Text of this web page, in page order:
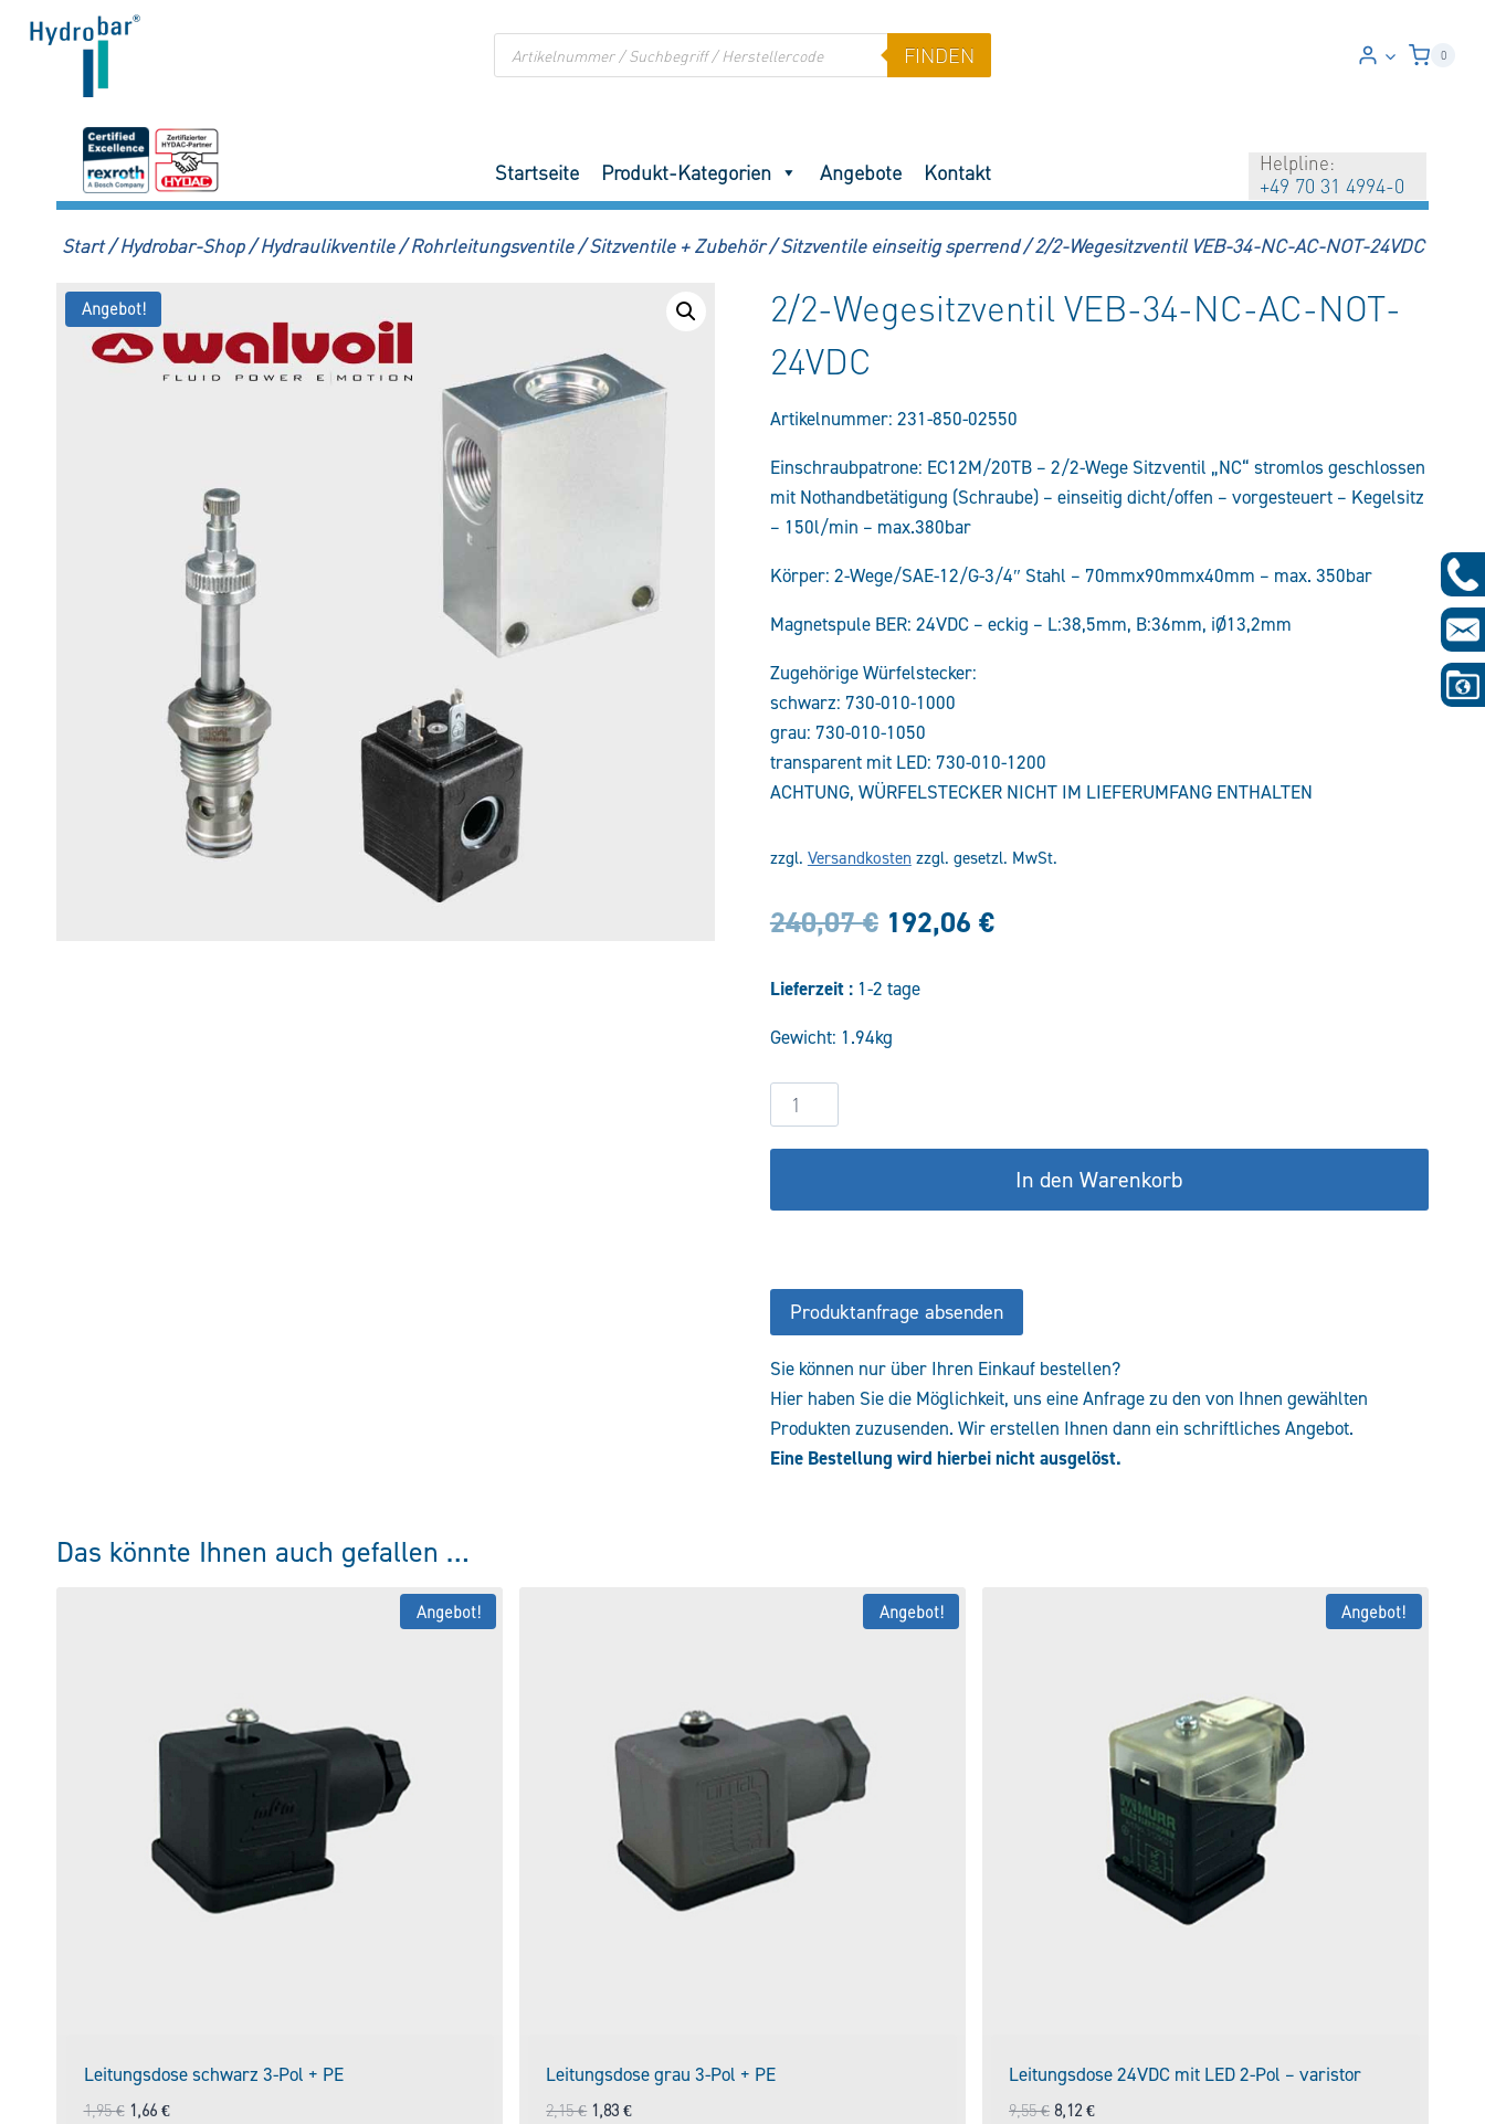
Inhalt
Products
search
FINDEN 0
Startseite Produkt-Kategorien Angebote Kontakt Helpline:
+49 70 31 4994-0
Start /Hydrobar-Shop /Hydraulikventile /Rohrleitungsventile /Sitzventile + Zubehör /Sitzventile einseitig sperrend /2/2-Wegesitzventil VEB-34-NC-AC-NOT-24VDC
Angebot!
2/2-Wegesitzventil VEB-34-NC-AC-NOT-
24VDC
Artikelnummer: 231-850-02550
Einschraubpatrone: EC12M/20TB – 2/2-Wege Sitzventil „NC“ stromlos geschlossen
mit Nothandbetätigung (Schraube) – einseitig dicht/offen – vorgesteuert – Kegelsitz
– 150l/min – max.380bar
Körper: 2-Wege/SAE-12/G-3/4″ Stahl – 70mmx90mmx40mm – max. 350bar
Magnetspule BER: 24VDC – eckig – L:38,5mm, B:36mm, iØ13,2mm
Zugehörige Würfelstecker:
schwarz: 730-010-1000
grau: 730-010-1050
transparent mit LED: 730-010-1200
ACHTUNG, WÜRFELSTECKER NICHT IM LIEFERUMFANG ENTHALTEN
zzgl. Versandkosten zzgl. gesetzl. MwSt.
240,07€ Ursprünglicher
war:
240,07 €
192,06 €Aktueller
Lieferzeit : 1-2 tage
Gewicht: 1.94kg
2/2-
Wegesitzventil
VEB-
NC-
24VDC
Menge
In den Warenkorb
Produktanfrage absenden
Sie können nur über Ihren Einkauf bestellen?
Hier haben Sie die Möglichkeit, uns eine Anfrage zu den von Ihnen gewählten
Produkten zuzusenden. Wir erstellen Ihnen dann ein schriftliches Angebot.
Eine Bestellung wird hierbei nicht ausgelöst.
Das könnte Ihnen auch gefallen …
Angebot!
Leitungsdose schwarz 3-Pol + PE
1,95€ Ursprünglicher
1,66 €Aktueller
Angebot!
Leitungsdose grau 3-Pol + PE
2,15€ Ursprünglicher
1,83€Aktueller
Angebot!
Leitungsdose 24VDC mit LED 2-Pol – varistor
9,55€ Ursprünglicher
8,12€Aktueller